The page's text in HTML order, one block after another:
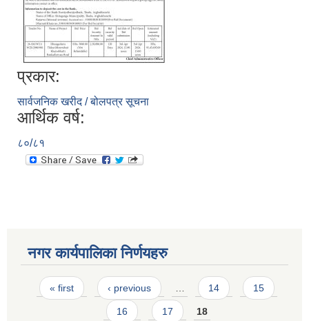
प्रकार:
सार्वजनिक खरीद / बोलपत्र सूचना
आर्थिक वर्ष:
८०/८१
नगर कार्यपालिका निर्णयहरु
Pages
« first ‹ previous … 14 15
16 17 18